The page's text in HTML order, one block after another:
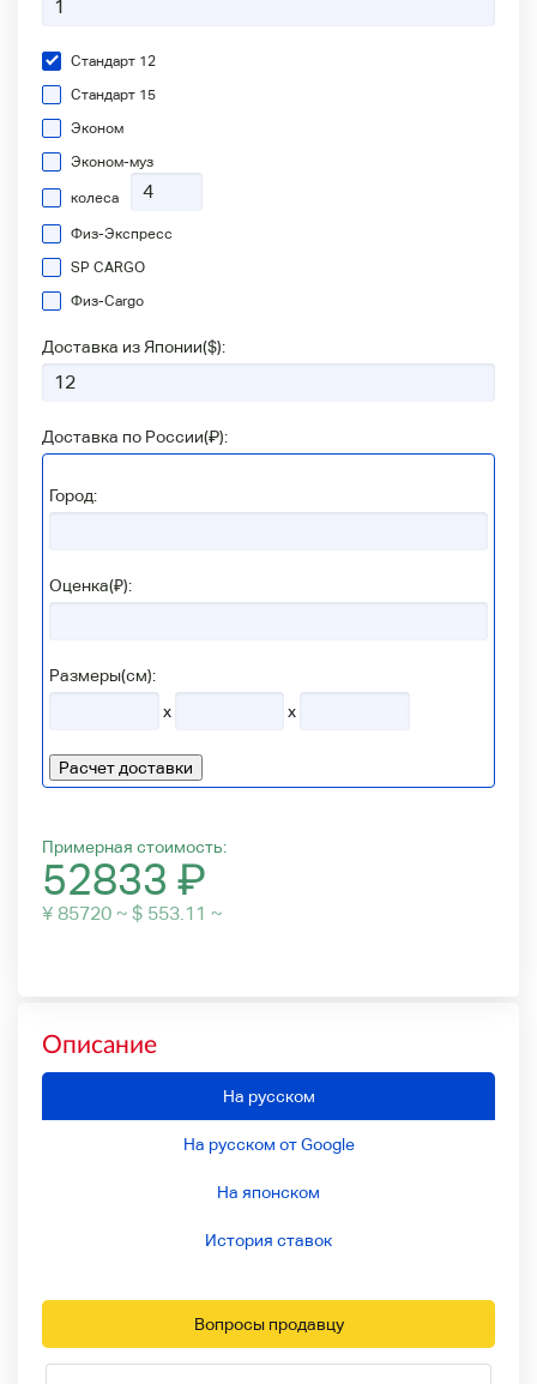
Стандарт 12
Стандарт 15
Эконом
Эконом-муз
колеса
Физ-Экспресс
SP CARGO
Физ-Сargo
Доставка из Японии($):
Доставка по России(₽):
Город:
Оценка(₽):
Размеры(см):
x
x
Расчет доставки
Примерная стоимость:
52833 ₽
¥ 85720 ~ $ 553.11 ~
Описание
На русском
На русском от Google
На японском
История ставок
Вопросы продавцу